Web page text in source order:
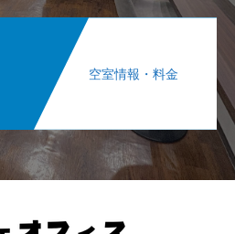
空室情報・料金